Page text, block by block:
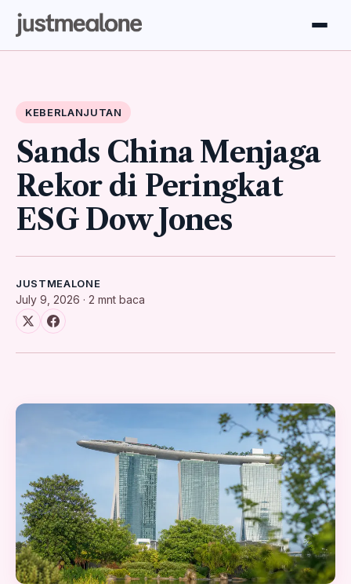
KEBERLANJUTAN
Sands China Menjaga
Rekor di Peringkat
ESG Dow Jones
JUSTMEALONE
July 9, 2026 · 2 mnt baca